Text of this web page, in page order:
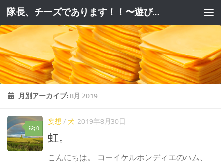
コンテンツへスキップ 隊長、チーズであります！！〜遊びと躾と妄想と。〜
月別アーカイブ:8月 2019
0
妄想 / 犬 2019年8月30日
虹。
こんにちは。 コーイケルホンディエのハム、